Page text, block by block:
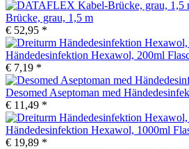
Brücke, grau, 1,5 m
€ 52,95 *
Händedesinfektion Hexawol, 200ml
€ 7,19 *
Desomed Aseptoman med
€ 11,49 *
Händedesinfektion Hexawol, 1000ml
€ 19,89 *